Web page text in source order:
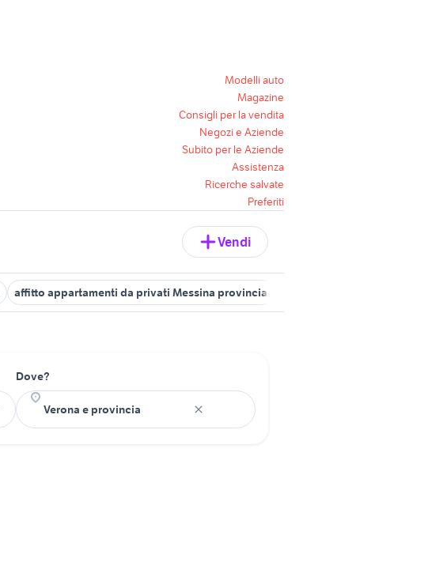
Modelli auto
Magazine
Consigli per la vendita
Negozi e Aziende
Subito per le Aziende
Assistenza
Ricerche salvate
Preferiti
Vendi
affitto appartamenti da privati Messina provincia
Dove?